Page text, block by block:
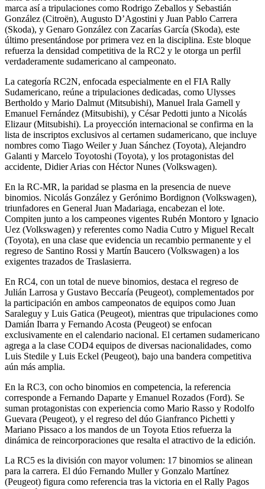
marca así a tripulaciones como Rodrigo Zeballos y Sebastián
González (Citroën), Augusto D’Agostini y Juan Pablo Carrera
(Skoda), y Genaro González con Zacarías García (Skoda), este
último presentándose por primera vez en la disciplina. Este bloque
refuerza la densidad competitiva de la RC2 y le otorga un perfil
verdaderamente sudamericano al campeonato.
La categoría RC2N, enfocada especialmente en el FIA Rally
Sudamericano, reúne a tripulaciones dedicadas, como Ulysses
Bertholdo y Mario Dalmut (Mitsubishi), Manuel Irala Gamell y
Emanuel Fernández (Mitsubishi), y César Pedotti junto a Nicolás
Elizaur (Mitsubishi). La proyección internacional se confirma en la
lista de inscriptos exclusivos al certamen sudamericano, que incluye
nombres como Tiago Weiler y Juan Sánchez (Toyota), Alejandro
Galanti y Marcelo Toyotoshi (Toyota), y los protagonistas del
accidente, Didier Arias con Héctor Nunes (Volkswagen).
En la RC-MR, la paridad se plasma en la presencia de nueve
binomios. Nicolás González y Gerónimo Bordignon (Volkswagen),
triunfadores en General Juan Madariaga, encabezan el lote.
Compiten junto a los campeones vigentes Rubén Montoro y Ignacio
Uez (Volkswagen) y referentes como Nadia Cutro y Miguel Recalt
(Toyota), en una clase que evidencia un recambio permanente y el
regreso de Santino Rossi y Martín Baucero (Volkswagen) a los
exigentes trazados de Traslasierra.
En RC4, con un total de nueve binomios, destaca el regreso de
Julián Larrosa y Gustavo Beccaría (Peugeot), complementados por
la participación en ambos campeonatos de equipos como Juan
Saraleguy y Luis Gatica (Peugeot), mientras que tripulaciones como
Damián Ibarra y Fernando Acosta (Peugeot) se enfocan
exclusivamente en el calendario nacional. El certamen sudamericano
agrega a la clase COD4 equipos de diversas nacionalidades, como
Luis Stedile y Luis Eckel (Peugeot), bajo una bandera competitiva
aún más amplia.
En la RC3, con ocho binomios en competencia, la referencia
corresponde a Fernando Daparte y Emanuel Rozados (Ford). Se
suman protagonistas con experiencia como Mario Rasso y Rodolfo
Guevara (Peugeot), y el regreso del dúo Gianfranco Pichetti y
Mariano Pissaco a los mandos de un Toyota Etios refuerza la
dinámica de reincorporaciones que resalta el atractivo de la edición.
La RC5 es la división con mayor volumen: 17 binomios se alinean
para la carrera. El dúo Fernando Muller y Gonzalo Martínez
(Peugeot) figura como referencia tras la victoria en el Rally Pagos